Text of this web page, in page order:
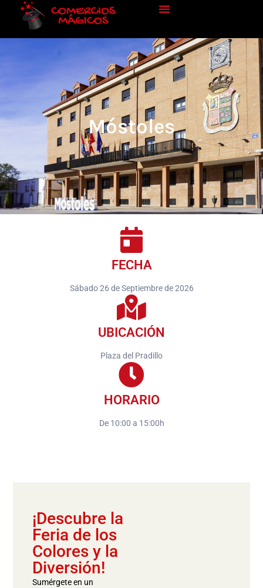
Móstoles
FECHA
Sábado 26 de Septiembre de 2026
UBICACIÓN
Plaza del Pradillo
HORARIO
De 10:00 a 15:00h
¡Descubre la
Feria de los
Colores y la
Diversión!
Sumérgete en un